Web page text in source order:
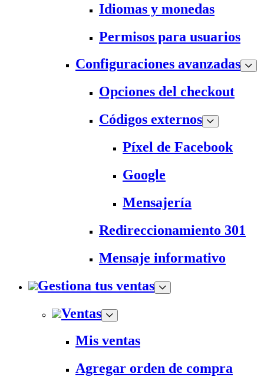
Idiomas y monedas
Permisos para usuarios
Configuraciones avanzadas
Opciones del checkout
Códigos externos
Píxel de Facebook
Google
Mensajería
Redireccionamiento 301
Mensaje informativo
Gestiona tus ventas
Ventas
Mis ventas
Agregar orden de compra